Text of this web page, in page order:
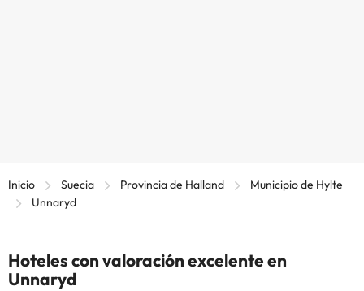
Inicio Suecia Provincia de Halland
Municipio de Hylte
Unnaryd
Hoteles con valoración excelente en
Unnaryd